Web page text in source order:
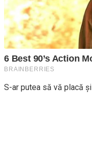
S-ar putea să vă placă și